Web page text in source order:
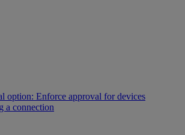
option: Enforce approval for devices
a connection